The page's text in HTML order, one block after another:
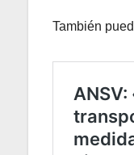
También